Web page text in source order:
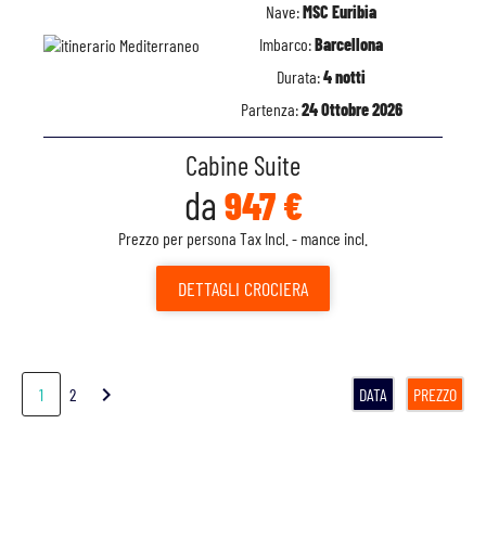
Nave:MSC Euribia
Imbarco:Barcellona
Durata:4 notti
Partenza:24 Ottobre 2026
Cabine Suite
da 947 €
Prezzo per persona Tax Incl. - mance incl.
DETTAGLI CROCIERA
1 2 chevron_right DATA PREZZO